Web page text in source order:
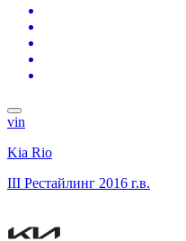
vin
Kia Rio
III Рестайлинг 2016 г.в.